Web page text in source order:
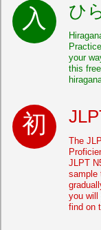
ひ
your
this
The
JLPT
sample
you will
find on